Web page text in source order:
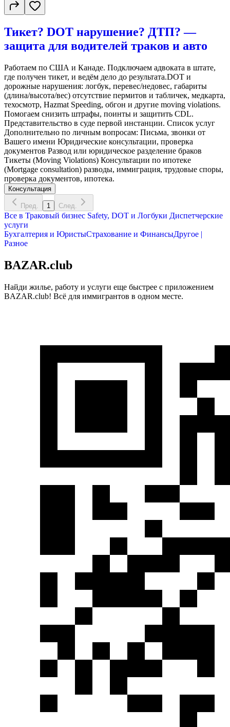
Тикет? DOT нарушение? ДТП? —
защита для водителей траков и авто
Работаем по США и Канаде. Подключаем адвоката в штате,
где получен тикет, и ведём дело до результата.DOT и
дорожные нарушения: логбук, перевес/недовес, габариты
(длина/высота/вес) отсутствие пермитов и табличек, медкарта,
техосмотр, Hazmat Speeding, обгон и другие moving violations.
Помогаем снизить штрафы, поинты и защитить CDL.
Представительство в суде первой инстанции. Список услуг
Дополнительно по личным вопросам: Письма, звонки от
Вашего имени Юридические консультации, проверка
документов Развод или юридическое разделение браков
Тикеты (Moving Violations) Консультации по ипотеке
(Mortgage consultation) разводы, иммиграция, трудовые споры,
проверка документов, ипотека.
Консультация
Пред. 1 След.
Все в Траковый бизнес Safety, DOT и Логбуки Диспетчерские
услуги
Бухгалтерия и ЮристыСтрахование и ФинансыДругое |
Разное
BAZAR.club
Найди жилье, работу и услуги еще быстрее с приложением
BAZAR.club! Всё для иммигрантов в одном месте.